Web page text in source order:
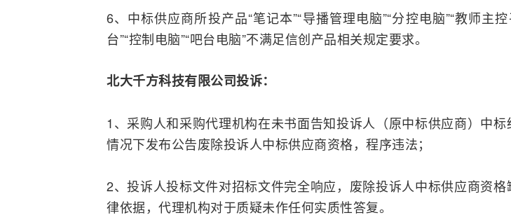
6、中标供应商所投产品“笔记本”“导播管理电脑”“分控电脑”“教师主
台”“控制电脑”“吧台电脑”不满足信创产品相关规定要求。
北大千方科技有限公司投诉：
1、采购人和采购代理机构在未书面告知投诉人（原中标供应商）中
情况下发布公告废除投诉人中标供应商资格，程序违法；
2、投诉人投标文件对招标文件完全响应，废除投诉人中标供应商资
律依据，代理机构对于质疑未作任何实质性答复。